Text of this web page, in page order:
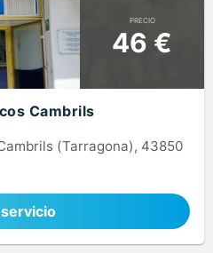
PRECIO
46 €
Cambrils
(Tarragona), 43850